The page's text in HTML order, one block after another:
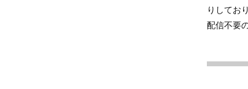
りしてお
配信不要